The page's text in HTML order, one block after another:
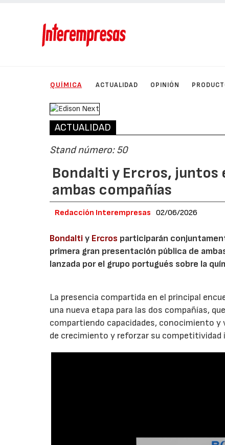
QUÍMICA ACTUALIDAD OPINIÓN
ACTUALIDAD
Stand número: 50
Bondalti y Ercros, juntos
ambas compañías
Redacción Interempresas 02/06/2026
Bondaltiy Ercros participarán
primera gran presentación pública de
lanzada por el grupo portugués sobre la
La presencia compartida en el principal
una nueva etapa para las dos compañías,
compartiendo capacidades, conocimiento
de crecimiento y reforzar su competitividad